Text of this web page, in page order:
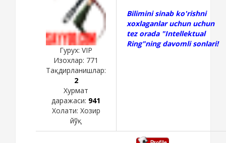
Гурух: VIP
Изохлар: 771
Тақдирланишлар:
2
Хурмат
даражаси: 941
Холати: Хозир
йўқ
Bilimini sinab ko'rishni
xoxlaganlar uchun uchun
tez orada "Intellektual
Ring"ning davomli sonlari!